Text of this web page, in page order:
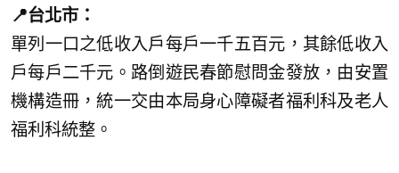
📍台北市：
單列一口之低收入戶每戶一千五百元，其餘低收入
戶每戶二千元。路倒遊民春節慰問金發放，由安置
機構造冊，統一交由本局身心障礙者福利科及老人
福利科統整。